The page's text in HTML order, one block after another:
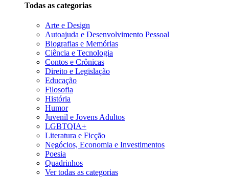
Todas as categorias
Arte e Design
Autoajuda e Desenvolvimento Pessoal
Biografias e Memórias
Ciência e Tecnologia
Contos e Crônicas
Direito e Legislação
Educação
Filosofia
História
Humor
Juvenil e Jovens Adultos
LGBTQIA+
Literatura e Ficção
Negócios, Economia e Investimentos
Poesia
Quadrinhos
Ver todas as categorias